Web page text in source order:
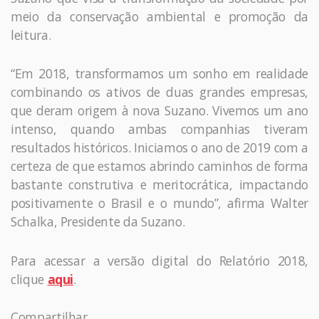
meio da conservação ambiental e promoção da
leitura.
“Em 2018, transformamos um sonho em realidade
combinando os ativos de duas grandes empresas,
que deram origem à nova Suzano. Vivemos um ano
intenso, quando ambas companhias tiveram
resultados históricos. Iniciamos o ano de 2019 com a
certeza de que estamos abrindo caminhos de forma
bastante construtiva e meritocrática, impactando
positivamente o Brasil e o mundo”, afirma Walter
Schalka, Presidente da Suzano.
Para acessar a versão digital do Relatório 2018,
clique aqui.